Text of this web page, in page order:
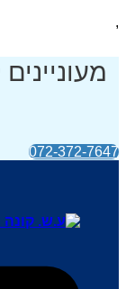
,
072-372-7647